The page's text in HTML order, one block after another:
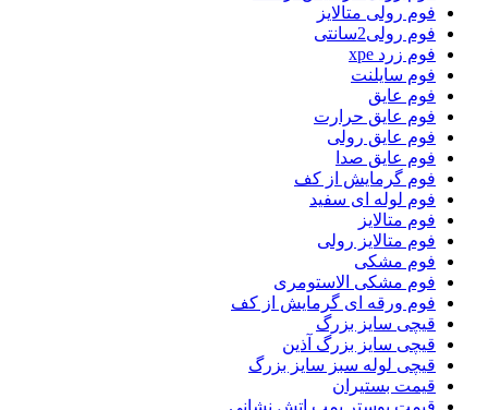
فوم رولی متالایز
فوم رولی2سانتی
فوم زرد xpe
فوم سایلنت
فوم عایق
فوم عایق حرارت
فوم عایق رولی
فوم عایق صدا
فوم گرمایش از کف
فوم لوله ای سفید
فوم متالایز
فوم متالایز رولی
فوم مشکی
فوم مشکی الاستومری
فوم ورقه ای گرمایش از کف
قیچی سایز بزرگ
قیچی سایز بزرگ آذین
قیچی لوله سبز سایز بزرگ
قیمت بستیران
قیمت بوستر پمپ اتش نشانی